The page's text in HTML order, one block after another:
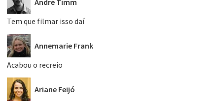
André Timm
Tem que filmar isso daí
Annemarie Frank
Acabou o recreio
Ariane Feijó